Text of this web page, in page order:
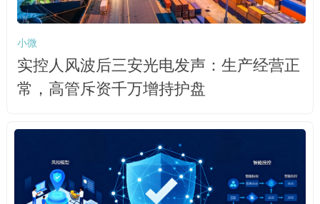
小微
实控人风波后三安光电发声：生产经营正
常，高管斥资千万增持护盘